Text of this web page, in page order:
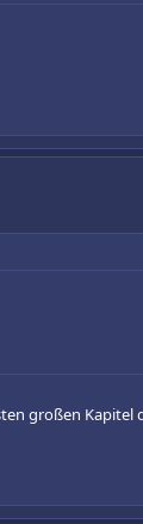
großen Kapitel